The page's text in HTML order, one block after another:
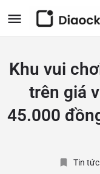
Khu vui
trên giá
45.000
Tin tức